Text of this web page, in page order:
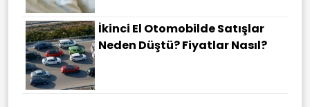
İkinci El Otomobilde Satışlar
Neden Düştü? Fiyatlar Nasıl?